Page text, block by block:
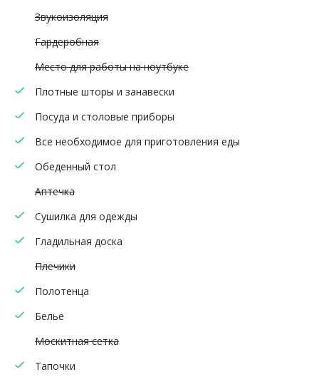
Звукоизоляция
Гардеробная
Место для работы на ноутбуке
Плотные шторы и занавески
Посуда и столовые приборы
Все необходимое для приготовления еды
Обеденный стол
Аптечка
Сушилка для одежды
Гладильная доска
Плечики
Полотенца
Белье
Москитная сетка
Тапочки